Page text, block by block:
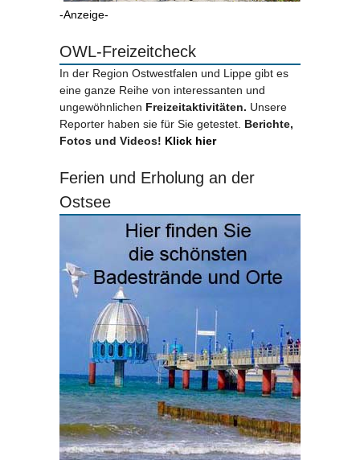
-Anzeige-
OWL-Freizeitcheck
In der Region Ostwestfalen und Lippe gibt es
eine ganze Reihe von interessanten und
ungewöhnlichen Freizeitaktivitäten. Unsere
Reporter haben sie für Sie getestet. Berichte,
Fotos und Videos! Klick hier
Ferien und Erholung an der
Ostsee